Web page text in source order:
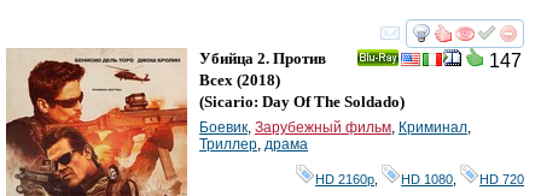
смотреть
147
Убийца 2. Против
Всех (2018)
(Sicario: Day Of The Soldado)
Боевик, Зарубежный фильм, Криминал,
Триллер, драма
HD 2160р HD 1080 HD 720